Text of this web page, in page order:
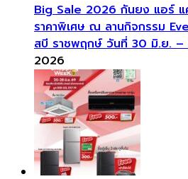
Big Sale 2026 กันยง แอร์ แ
ราคาพิเศษ ณ ลานกิจกรรม
สบี ราชพฤกษ์ วันที่ 30 มิ.ย.
2026